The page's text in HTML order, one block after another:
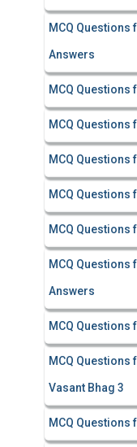
MCQ Questions
Answers
MCQ Questions
MCQ Questions
MCQ Questions
MCQ Questions
MCQ Questions
MCQ Questions
Answers
MCQ Questions
MCQ Questions
Vasant Bhag 3
MCQ Questions